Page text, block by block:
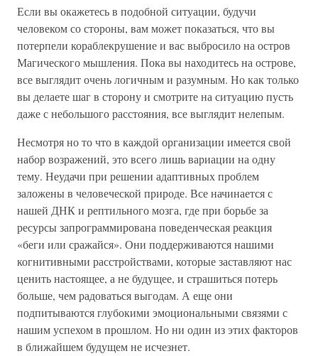
Если вы окажетесь в подобной ситуации, будучи
человеком со стороны, вам может показаться, что вы
потерпели кораблекрушение и вас выбросило на остров
Магического мышления. Пока вы находитесь на острове,
все выглядит очень логичным и разумным. Но как только
вы делаете шаг в сторону и смотрите на ситуацию пусть
даже с небольшого расстояния, все выглядит нелепым.
Несмотря но то что в каждой организации имеется свой
набор возражений, это всего лишь вариации на одну
тему. Неудачи при решении адаптивных проблем
заложены в человеческой природе. Все начинается с
нашей ДНК и рептильного мозга, где при борьбе за
ресурсы запрограммирована поведенческая реакция
«беги или сражайся». Они поддерживаются нашими
когнитивными расстройствами, которые заставляют нас
ценить настоящее, а не будущее, и страшиться потерь
больше, чем радоваться выгодам. А еще они
подпитываются глубокими эмоциональными связями с
нашим успехом в прошлом. Но ни один из этих факторов
в ближайшем будущем не исчезнет.